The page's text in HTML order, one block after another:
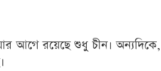
যার আগে রয়েছে শুধু চীন। অন্যদিকে,